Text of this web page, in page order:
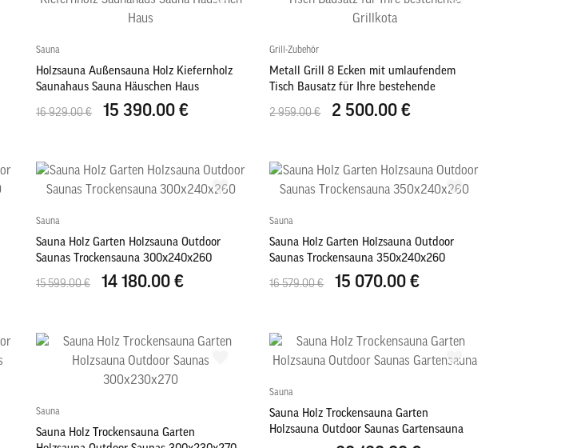
Sauna
Holzsauna Außensauna Holz Kiefernholz
Saunahaus Sauna Häuschen Haus
16 929.00 € 15 390.00 €
Grill-Zubehör
Metall Grill 8 Ecken mit umlaufendem
Tisch Bausatz für Ihre bestehende
2 959.00 €
2 500.00 €
Sauna
Sauna Holz Garten Holzsauna Outdoor
Saunas Trockensauna 300x240x260
15 599.00 € 14 180.00 €
Sauna
Sauna Holz Garten Holzsauna Outdoor
Saunas Trockensauna 350x240x260
16 579.00 € 15 070.00 €
Sauna
Sauna Holz Trockensauna Garten
Sauna
Sauna Holz Trockensauna Garten
Holzsauna Outdoor Saunas Gartensauna